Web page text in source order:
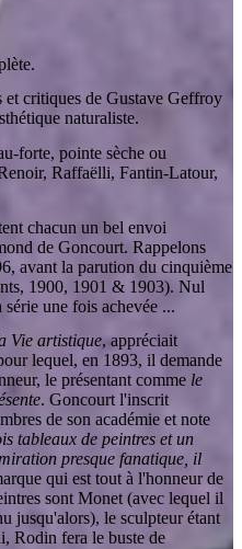
et critiques de Gustave Geffroy
naturaliste.
forte, pointe sèche ou
Raffaëlli, Fantin-Latour,
chacun un bel envoi
de Goncourt. Rappelons
avant la parution du cinquième
1900, 1901 & 1903). Nul
une fois achevée ...
Vie artistique, appréciait
lequel, en 1893, il demande
le présentant comme le
. Goncourt l'inscrit
de son académie et note
tableaux de peintres et un
presque fanatique, il
qui est tout à l'honneur de
sont Monet (avec lequel il
jusqu'alors), le sculpteur étant
Rodin fera le buste de